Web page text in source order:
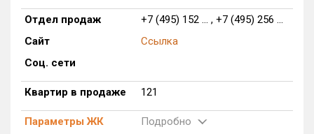
Жилых комплексов
1 из 1 401
Многоквартирных домов
23 из 3 585
Блокированных домов
Домов с апартаментами
Поселков таунхаусов
Блокированных домов
Отдел продаж
+7 (495) 152 ... , +7 (495) 256 ...
Сайт
Ссылка
Соц. сети
Квартир в продаже 121
Параметры ЖК Подробно